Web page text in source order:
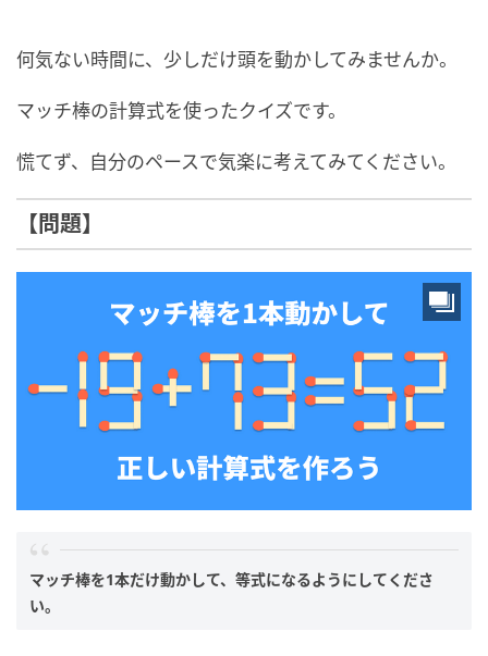
何気ない時間に、少しだけ頭を動かしてみませんか。
マッチ棒の計算式を使ったクイズです。
慌てず、自分のペースで気楽に考えてみてください。
【問題】
マッチ棒を1本だけ動かして、等式になるようにしてくださ
い。